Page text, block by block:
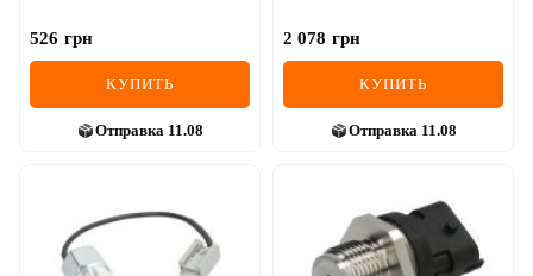
526 грн
КУПИТЬ
Отправка 11.08
2 078 грн
КУПИТЬ
Отправка 11.08